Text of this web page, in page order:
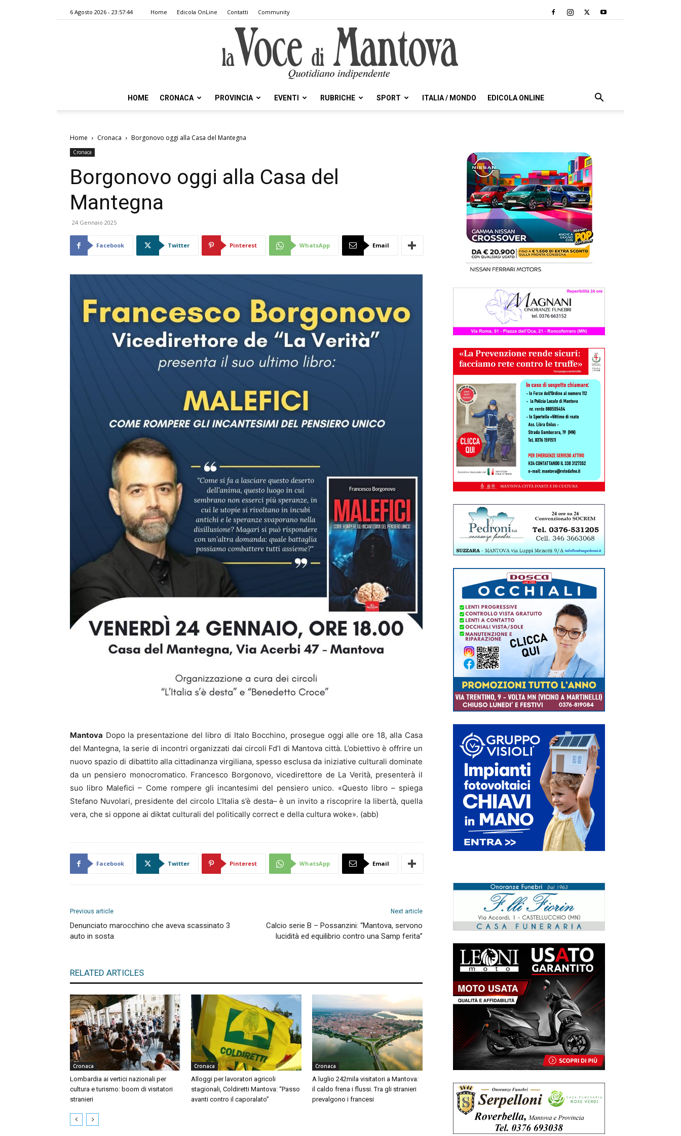
6 Agosto 2026 - 23:57:44 Home Edicola OnLine Contatti Community
Mantova
HOME CRONACA PROVINCIA EVENTI RUBRICHE SPORT ITALIA / MONDO EDICOLA ONLINE
Home Cronaca Borgonovo oggi alla Casa del Mantegna
Cronaca
Borgonovo oggi alla Casa del
Mantegna
24 Gennaio 2025
Facebook Twitter Pinterest WhatsApp Email
Mantova Dopo la presentazione del libro di Italo Bocchino, prosegue oggi alle ore 18, alla Casa
del Mantegna, la serie di incontri organizzati dai circoli Fd’I di Mantova città. L’obiettivo è offrire un
nuovo spazio di dibattito alla cittadinanza virgiliana, spesso esclusa da iniziative culturali dominate
da un pensiero monocromatico. Francesco Borgonovo, vicedirettore de La Verità, presenterà il
suo libro Malefici – Come rompere gli incantesimi del pensiero unico. «Questo libro – spiega
Stefano Nuvolari, presidente del circolo L’Italia s’è desta– è un invito a riscoprire la libertà, quella
vera, che si oppone ai diktat culturali del politically correct e della cultura woke». (abb)
Facebook Twitter Pinterest WhatsApp Email
Previous article
Denunciato marocchino che aveva scassinato 3
auto in sosta
Next article
Calcio serie B – Possanzini: “Mantova, servono
lucidità ed equilibrio contro una Samp ferita”
RELATED ARTICLES
Cronaca
Lombardia ai vertici nazionali per
cultura e turismo: boom di visitatori
stranieri
Cronaca
Alloggi per lavoratori agricoli
stagionali, Coldiretti Mantova: “Passo
avanti contro il caporalato”
Cronaca
A luglio 242mila visitatori a Mantova:
il caldo frena i flussi. Tra gli stranieri
prevalgono i francesi